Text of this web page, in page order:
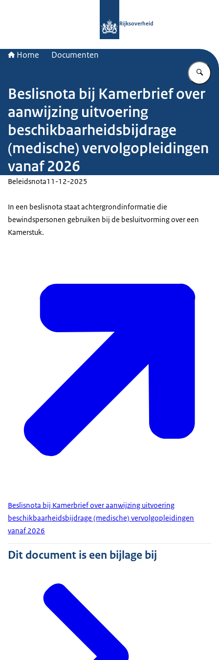
Rijksoverheid
Home Documenten
Beslisnota bij Kamerbrief over
aanwijzing uitvoering
beschikbaarheidsbijdrage
(medische) vervolgopleidingen
vanaf 2026
Beleidsnota11-12-2025
In een beslisnota staat achtergrondinformatie die
bewindspersonen gebruiken bij de besluitvorming over een
Kamerstuk.
Beslisnota bij Kamerbrief over aanwijzing uitvoering
beschikbaarheidsbijdrage (medische) vervolgopleidingen
vanaf 2026
Dit document is een bijlage bij